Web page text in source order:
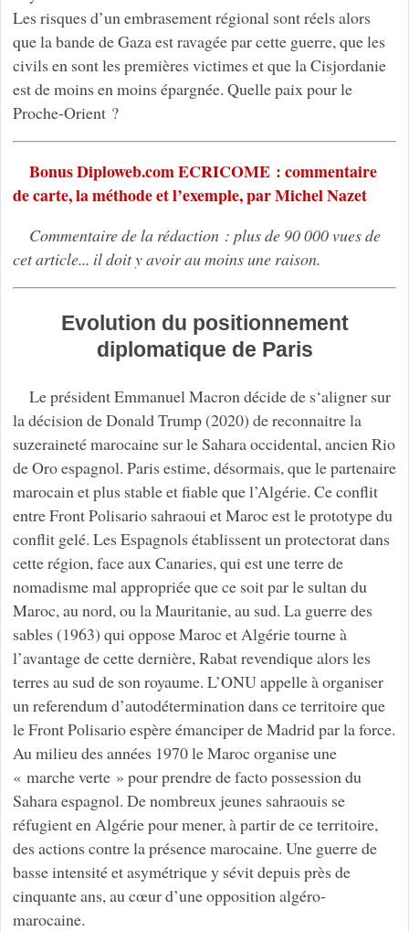
Les risques d’un embrasement régional sont réels alors
que la bande de Gaza est ravagée par cette guerre, que les
civils en sont les premières victimes et que la Cisjordanie
est de moins en moins épargnée. Quelle paix pour le
Proche-Orient ?
Bonus Diploweb.com ECRICOME : commentaire
de carte, la méthode et l’exemple, par Michel Nazet
Commentaire de la rédaction : plus de 90 000 vues de
cet article... il doit y avoir au moins une raison.
Evolution du positionnement
diplomatique de Paris
Le président Emmanuel Macron décide de s‘aligner sur
la décision de Donald Trump (2020) de reconnaitre la
suzeraineté marocaine sur le Sahara occidental, ancien Rio
de Oro espagnol. Paris estime, désormais, que le partenaire
marocain et plus stable et fiable que l’Algérie. Ce conflit
entre Front Polisario sahraoui et Maroc est le prototype du
conflit gelé. Les Espagnols établissent un protectorat dans
cette région, face aux Canaries, qui est une terre de
nomadisme mal appropriée que ce soit par le sultan du
Maroc, au nord, ou la Mauritanie, au sud. La guerre des
sables (1963) qui oppose Maroc et Algérie tourne à
l’avantage de cette dernière, Rabat revendique alors les
terres au sud de son royaume. L’ONU appelle à organiser
un referendum d’autodétermination dans ce territoire que
le Front Polisario espère émanciper de Madrid par la force.
Au milieu des années 1970 le Maroc organise une
« marche verte » pour prendre de facto possession du
Sahara espagnol. De nombreux jeunes sahraouis se
réfugient en Algérie pour mener, à partir de ce territoire,
des actions contre la présence marocaine. Une guerre de
basse intensité et asymétrique y sévit depuis près de
cinquante ans, au cœur d’une opposition algéro-
marocaine.